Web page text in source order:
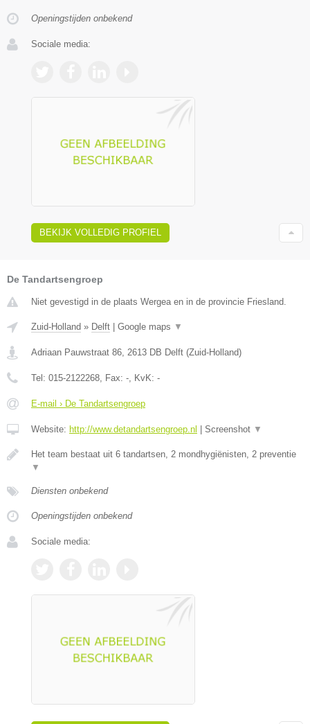
Openingstijden onbekend
Sociale media:
BEKIJK VOLLEDIG PROFIEL
De Tandartsengroep
Niet gevestigd in de plaats Wergea en in de provincie Friesland.
Zuid-Holland » Delft Google maps ▼
Adriaan Pauwstraat 86, 2613 DB Delft (Zuid-Holland)
Tel: 015-2122268, Fax: -, KvK: -
E-mail › De Tandartsengroep
Website: http://www.detandartsengroep.nl Screenshot ▼
Het team bestaat uit 6 tandartsen, 2 mondhygiënisten, 2 preventie
▼
Diensten onbekend
Openingstijden onbekend
Sociale media: